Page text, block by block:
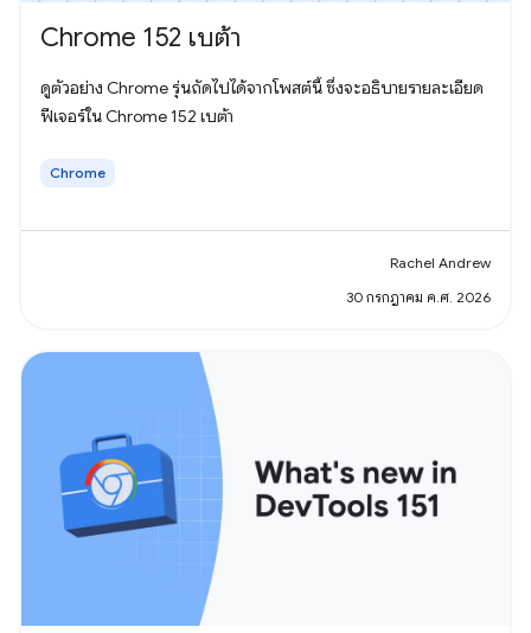
Chrome 152 เบต้า
ดูตัวอย่าง Chrome รุ่นถัดไปได้จากโพสต์นี้ ซึ่งจะอธิบายรายละเอียด
ฟีเจอร์ใน Chrome 152 เบต้า
Chrome
Rachel Andrew
30 กรกฎาคม ค.ศ. 2026